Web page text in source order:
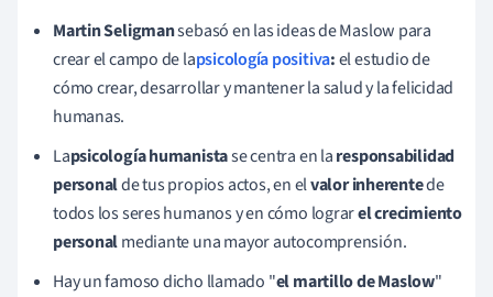
Martin Seligmansebasó en las ideas de Maslow para
crear el campode lapsicología positiva:el estudio de
cómo crear, desarrollar y mantener la salud y la felicidad
humanas.
Lapsicología humanistase centra en laresponsabilidad
personalde tus propios actos, en elvalor inherentede
todos los seres humanos y en cómo lograrel crecimiento
personalmediante una mayor autocomprensión.
Hay un famoso dicho llamado "el martillo de Maslow"